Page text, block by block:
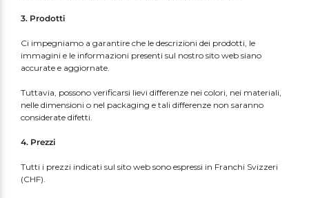
3. Prodotti
Ci impegniamo a garantire che le descrizioni dei prodotti, le
immagini e le informazioni presenti sul nostro sito web siano
accurate e aggiornate.
Tuttavia, possono verificarsi lievi differenze nei colori, nei materiali,
nelle dimensioni o nel packaging e tali differenze non saranno
considerate difetti.
4. Prezzi
Tutti i prezzi indicati sul sito web sono espressi in Franchi Svizzeri
(CHF).